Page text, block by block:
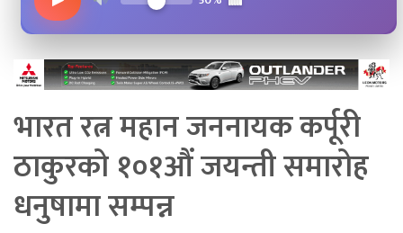
भारत रत्न महान जननायक कर्पूरी
ठाकुरको १०१औं जयन्ती समारोह
धनुषामा सम्पन्न